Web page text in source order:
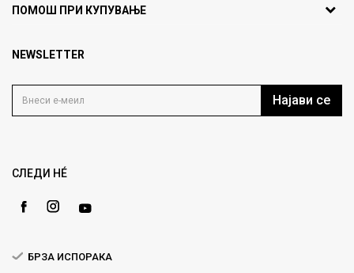
За нас
Продавници
Блог
Gift Card
ПОМОШ ПРИ КУПУВАЊЕ
Политика на приватност
Услови на користење
Како да купите
Замена и рефундација на производи
NEWSLETTER
Најави се
СЛЕДИ НÉ
БРЗА ИСПОРАКА